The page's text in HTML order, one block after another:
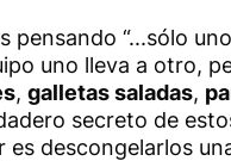
pensando “...sólo
uno lleva a otro,
, galletas saladas,
secreto de
descongelarlos